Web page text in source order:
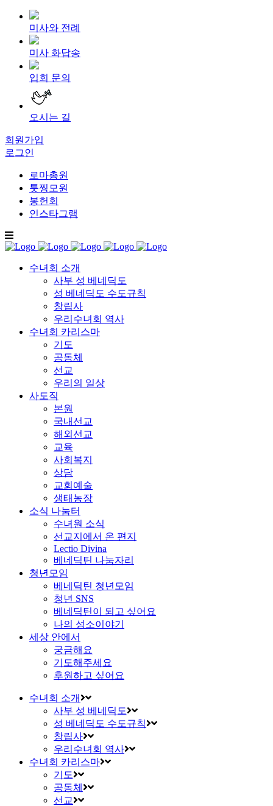
미사와 전례
미사 화답송
입회 문의
오시는 길
회원가입
로그인
로마총원
툿찡모원
봉헌회
인스타그램
수녀회 소개
사부 성 베네딕도
성 베네딕도 수도규칙
창립사
우리수녀회 역사
수녀회 카리스마
기도
공동체
선교
우리의 일상
사도직
본원
국내선교
해외선교
교육
사회복지
상담
교회예술
생태농장
소식 나눔터
수녀원 소식
선교지에서 온 편지
Lectio Divina
베네딕틴 나눔자리
청년모임
베네딕틴 청년모임
청년 SNS
베네딕틴이 되고 싶어요
나의 성소이야기
세상 안에서
궁금해요
기도해주세요
후원하고 싶어요
수녀회 소개
사부 성 베네딕도
성 베네딕도 수도규칙
창립사
우리수녀회 역사
수녀회 카리스마
기도
공동체
선교